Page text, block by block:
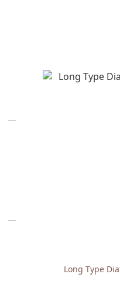
Long Type